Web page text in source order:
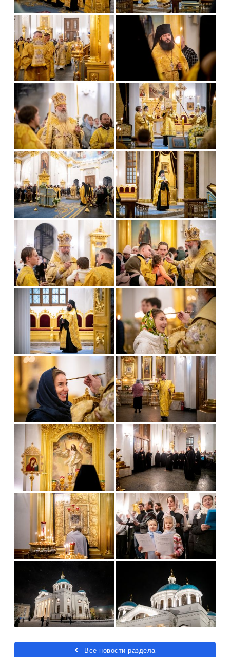
Все новости раздела